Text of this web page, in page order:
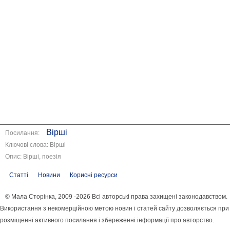
Посилання: Вірші
Ключові слова: Вірші
Опис: Вірші, поезія
Статті Новини Корисні ресурси
© Мала Сторінка, 2009 -2026 Всі авторські права захищені законодавством.
Використання з некомерційною метою новин і статей сайту дозволяється при
розміщенні активного посилання і збереженні інформації про авторство.